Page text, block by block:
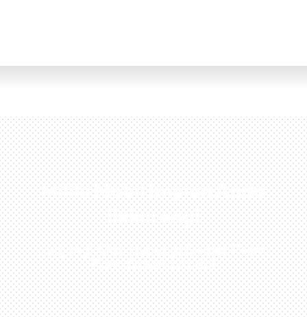
Miliki Mobil Impian Anda
Sekarang!
Kunjungi Atau Hubungi Dealer Resmi
Kami Di Kota Anda!